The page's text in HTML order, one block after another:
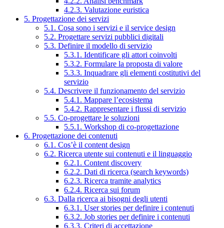
4.2.3. Valutazione euristica
5. Progettazione dei servizi
5.1. Cosa sono i servizi e il service design
5.2. Progettare servizi pubblici digitali
5.3. Definire il modello di servizio
5.3.1. Identificare gli attori coinvolti
5.3.2. Formulare la proposta di valore
5.3.3. Inquadrare gli elementi costitutivi del
servizio
5.4. Descrivere il funzionamento del servizio
5.4.1. Mappare l’ecosistema
5.4.2. Rappresentare i flussi di servizio
5.5. Co-progettare le soluzioni
5.5.1. Workshop di co-progettazione
6. Progettazione dei contenuti
6.1. Cos’è il content design
6.2. Ricerca utente sui contenuti e il linguaggio
6.2.1. Content discovery
6.2.2. Dati di ricerca (search keywords)
6.2.3. Ricerca tramite analytics
6.2.4. Ricerca sui forum
6.3. Dalla ricerca ai bisogni degli utenti
6.3.1. User stories per definire i contenuti
6.3.2. Job stories per definire i contenuti
6.3.3. Criteri di accettazione